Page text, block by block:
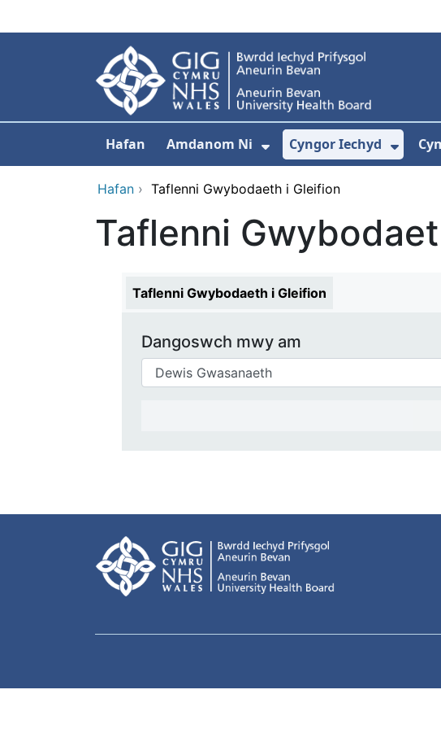
Hafan Amdanom Ni
Dangos isddewislen
Cyngor Iechyd
Hafan › Taflenni Gwybodaeth i Gleifion
Taflenni
Taflenni Gwybodaeth i Gleifion
Dangoswch mwy am